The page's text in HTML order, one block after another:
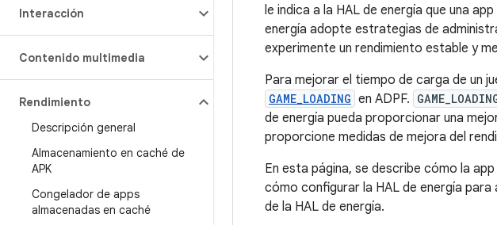
Interacción
Contenido multimedia
Rendimiento
Descripción general
Almacenamiento en caché de
APK
Congelador de apps
almacenadas en caché
le indica a la HAL de energía que una
energía adopte estrategias de
experimente un rendimiento estable y
Para mejorar el tiempo de carga de un
GAME_LOADING en ADPF.
de energía pueda proporcionar una
proporcione medidas de mejora del
En esta página, se describe cómo la
cómo configurar la HAL de energía
de la HAL de energía.